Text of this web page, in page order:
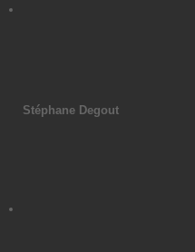
Stéphane Degout